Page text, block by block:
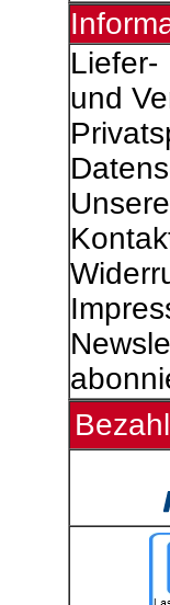
Liefer-
und